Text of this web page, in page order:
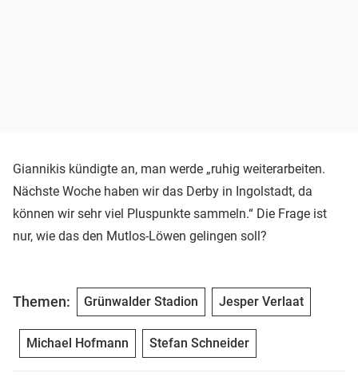
Giannikis kündigte an, man werde „ruhig weiterarbeiten.
Nächste Woche haben wir das Derby in Ingolstadt, da
können wir sehr viel Pluspunkte sammeln.“ Die Frage ist
nur, wie das den Mutlos-Löwen gelingen soll?
Themen: Grünwalder Stadion Jesper Verlaat
Michael Hofmann Stefan Schneider